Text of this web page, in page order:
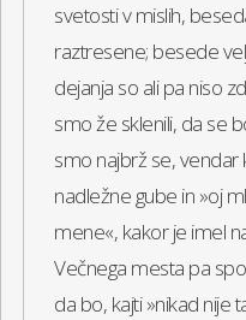
svetosti v mislih,
raztresene; besede
dejanja so ali pa niso
smo že sklenili, da se
smo najbrž se, vendar
nadležne gube in »oj
mene«, kakor je imel
Večnega mesta pa
da bo, kajti »nikad nije